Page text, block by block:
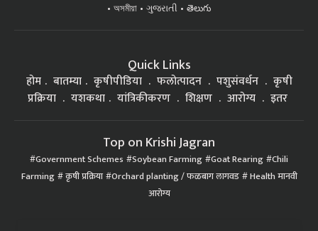
অসমীয়া
ગુજરાતી తెలుగు
Quick Links
होम बातम्या कृषीपीडिया फलोत्पादन पशुसंवर्धन
कृषी
प्रक्रिया
यशकथा यांत्रिकीकरण शिक्षण आरोग्य इतर
Top on Krishi Jagran
Government Schemes Soybean Farming Goat Rearing Chili
Farming कृषी प्रक्रिया Orchard planting / फळबाग लागवड Health मानवी
आरोग्य